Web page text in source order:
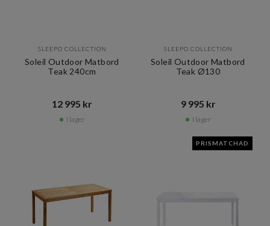
SLEEPO COLLECTION
Soleil Outdoor Matbord
Teak 240cm
12 995 kr​​
I lager
SLEEPO COLLECTION
Soleil Outdoor Matbord
Teak Ø130
9 995 kr​​
I lager
PRISMATCHAD